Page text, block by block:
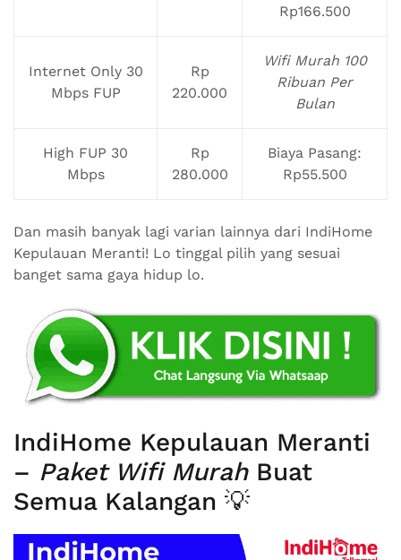
Rp166.500
Internet Only 30
Mbps FUP
Rp
220.000
Wifi Murah 100
Ribuan Per
Bulan
High FUP 30
Mbps
Rp
280.000
Biaya Pasang:
Rp55.500
Dan masih banyak lagi varian lainnya dari IndiHome
Kepulauan Meranti! Lo tinggal pilih yang sesuai
banget sama gaya hidup lo.
IndiHome Kepulauan Meranti
– Paket Wifi MurahBuat
Semua Kalangan 💡